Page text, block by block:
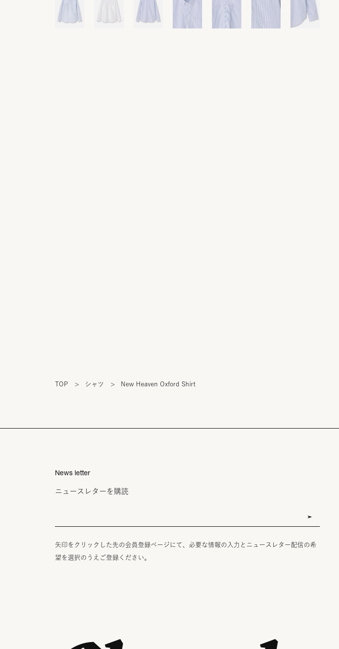
TOP > シャツ > New Heaven Oxford Shirt
News letter
ニュースレターを購読
矢印をクリックした先の会員登録ページにて、必要な情報の入力とニュースレター配信の希
望を選択のうえご登録ください。